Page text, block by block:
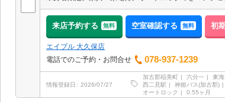
来店予約する 無料 空室確認する 無料 初
エイブル 大久保店
電話でのご予約・お問合せ
078-937-1239
情報登録日 2026/07/27
加古郡稲美町 六分一 東
西二見駅
神姫バス(加古郡)
オートロック
0.55ヶ月